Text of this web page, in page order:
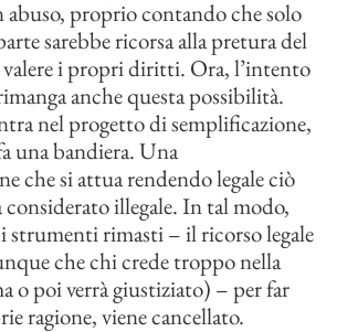
abuso, proprio contando che solo
sarebbe ricorsa alla pretura del
valere i propri diritti. Ora, l’intento
anche questa possibilità.
nel progetto di semplificazione,
una bandiera. Una
che si attua rendendo legale ciò
considerato illegale. In tal modo,
strumenti rimasti – il ricorso legale
che chi crede troppo nella
o poi verrà giustiziato) – per far
ragione, viene cancellato.